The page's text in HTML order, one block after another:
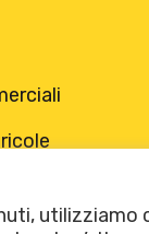
utilizziamo